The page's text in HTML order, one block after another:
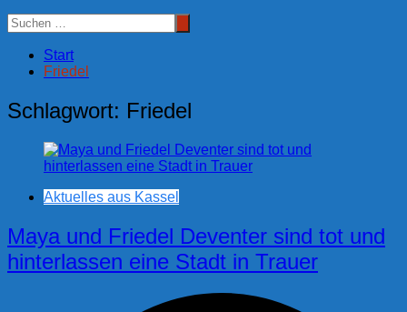
Start
Friedel
Schlagwort: Friedel
Aktuelles aus Kassel
Maya und Friedel Deventer sind tot und
hinterlassen eine Stadt in Trauer